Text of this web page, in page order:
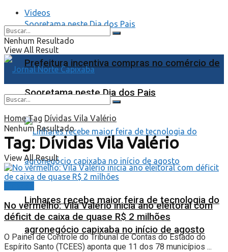
Prefeitura incentiva compras no comércio de
Sooretama neste Dia dos Pais
Linhares recebe maior feira de tecnologia do
agronegócio capixaba no início de agosto
Videos
Nenhum Resultado
View All Result
Nenhum Resultado
View All Result
Home Tag Dívidas Vila Valério
Tag: Dívidas Vila Valério
No vermelho: Vila Valério inicia ano eleitoral com
déficit de caixa de quase R$ 2 milhões
O Painel de Controle do Tribunal de Contas do Estado do
Espírito Santo (TCEES) aponta que 11 dos 78 municípios ...